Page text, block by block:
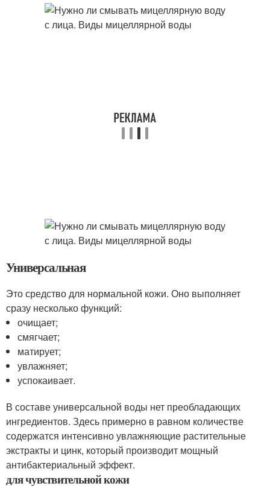
Универсальная
Это средство для нормальной кожи. Оно выполняет
сразу несколько функций:
очищает;
смягчает;
матирует;
увлажняет;
успокаивает.
В составе универсальной воды нет преобладающих
ингредиентов. Здесь примерно в равном количестве
содержатся интенсивно увлажняющие растительные
экстракты и цинк, который производит мощный
антибактериальный эффект.
для чувствительной кожи